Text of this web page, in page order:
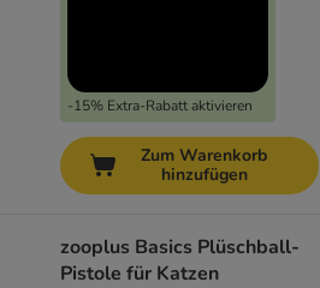
-15% Extra-Rabatt aktivieren
Zum Warenkorb
hinzufügen
zooplus Basics Plüschball-
Pistole für Katzen